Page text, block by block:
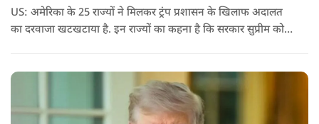
US: अमेरिका के 25 राज्यों ने मिलकर ट्रंप प्रशासन के खिलाफ अदालत
का दरवाजा खटखटाया है. इन राज्यों का कहना है कि सरकार सुप्रीम कोर्ट